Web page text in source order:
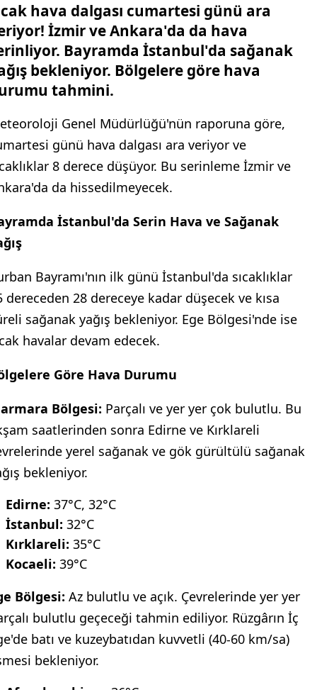
hava dalgası cumartesi günü ara
İzmir ve Ankara'da da hava
Bayramda İstanbul'da sağanak
bekleniyor. Bölgelere göre hava
tahmini.
Genel Müdürlüğü'nün raporuna göre,
günü hava dalgası ara veriyor ve
8 derece düşüyor. Bu serinleme İzmir ve
da hissedilmeyecek.
İstanbul'da Serin Hava ve Sağanak
Bayramı'nın ilk günü İstanbul'da sıcaklıklar
dereceden 28 dereceye kadar düşecek ve kısa
sağanak yağış bekleniyor. Ege Bölgesi'nde ise
havalar devam edecek.
Göre Hava Durumu
Bölgesi: Parçalı ve yer yer çok bulutlu. Bu
saatlerinden sonra Edirne ve Kırklareli
yerel sağanak ve gök gürültülü sağanak
bekleniyor.
Edirne: 37°C, 32°C
İstanbul: 32°C
Kırklareli: 35°C
Kocaeli: 39°C
Bölgesi: Az bulutlu ve açık. Çevrelerinde yer yer
bulutlu geçeceği tahmin ediliyor. Rüzgârın İç
batı ve kuzeybatıdan kuvvetli (40-60 km/sa)
bekleniyor.